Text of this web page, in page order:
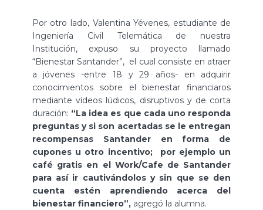
Por otro lado, Valentina Yévenes, estudiante de
Ingeniería Civil Telemática de nuestra
Institución, expuso su proyecto llamado
“Bienestar Santander”, el cual consiste en atraer
a jóvenes -entre 18 y 29 años- en adquirir
conocimientos sobre el bienestar financiaros
mediante vídeos lúdicos, disruptivos y de corta
duración: “La idea es que cada uno responda
preguntas y si son acertadas se le entregan
recompensas Santander en forma de
cupones u otro incentivo; por ejemplo un
café gratis en el Work/Cafe de Santander
para así ir cautivándolos y sin que se den
cuenta estén aprendiendo acerca del
bienestar financiero”,agregó la alumna.